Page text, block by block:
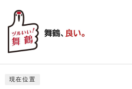
現在位置